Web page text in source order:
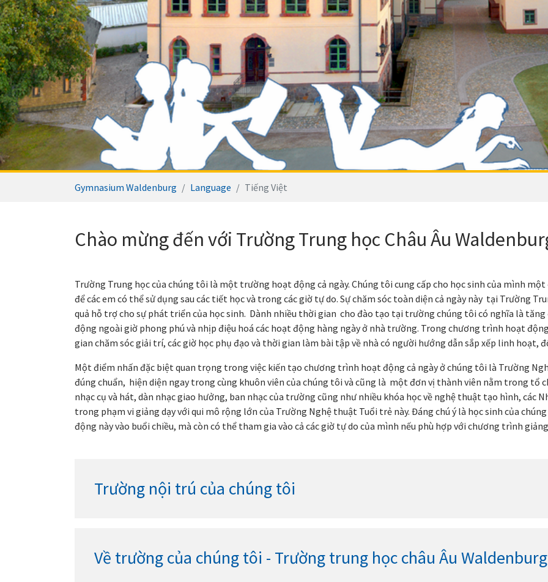
Gymnasium Waldenburg Language Tiếng Việt
Chào mừng đến với Trường Trung học Châu Âu
Trường Trung học của chúng tôi là một trường hoạt động cả ngày. Chúng tôi cung cấp cho học sinh của mình
để các em có thể sử dụng sau các tiết học và trong các giờ tự do. Sự chăm sóc toàn diện cả ngày này tại Trường
quả hỗ trợ cho sự phát triển của học sinh. Dành nhiều thời gian cho đào tạo tại trường chúng tôi có nghĩa là
động ngoài giờ phong phú và nhịp điệu hoá các hoạt động hàng ngày ở nhà trường. Trong chương trình hoạt
gian chăm sóc giải trí, các giờ học phụ đạo và thời gian làm bài tập về nhà có người hướng dẫn sắp xếp linh hoạt,
Một điểm nhấn đặc biệt quan trọng trong việc kiến tạo chương trình hoạt động cả ngày ở chúng tôi là Trường
đúng chuẩn, hiện diện ngay trong cùng khuôn viên của chúng tôi và cũng là một đơn vị thành viên nằm trong tổ
nhạc cụ và hát, dàn nhạc giao hưởng, ban nhạc của trường cũng như nhiều khóa học về nghệ thuật tạo hình, các
trong phạm vi giảng dạy với qui mô rộng lớn của Trường Nghệ thuật Tuổi trẻ này. Đáng chú ý là học sinh của
động này vào buổi chiều, mà còn có thể tham gia vào cả các giờ tự do của mình nếu phù hợp với chương trình
Trường nội trú của chúng tôi
Về trường của chúng tôi - Trường trung học châu Âu Waldenburg